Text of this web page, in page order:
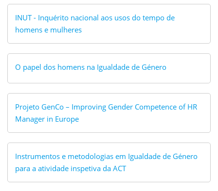
INUT - Inquérito nacional aos usos do tempo de
homens e mulheres
O papel dos homens na Igualdade de Género
Projeto GenCo – Improving Gender Competence of HR
Manager in Europe
Instrumentos e metodologias em Igualdade de Género
para a atividade inspetiva da ACT